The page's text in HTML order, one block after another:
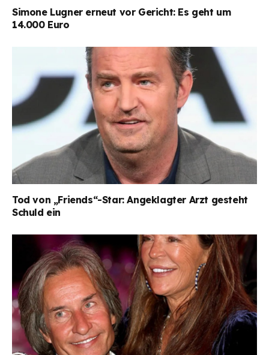
Simone Lugner erneut vor Gericht: Es geht um
14.000 Euro
Tod von „Friends“-Star: Angeklagter Arzt gesteht
Schuld ein